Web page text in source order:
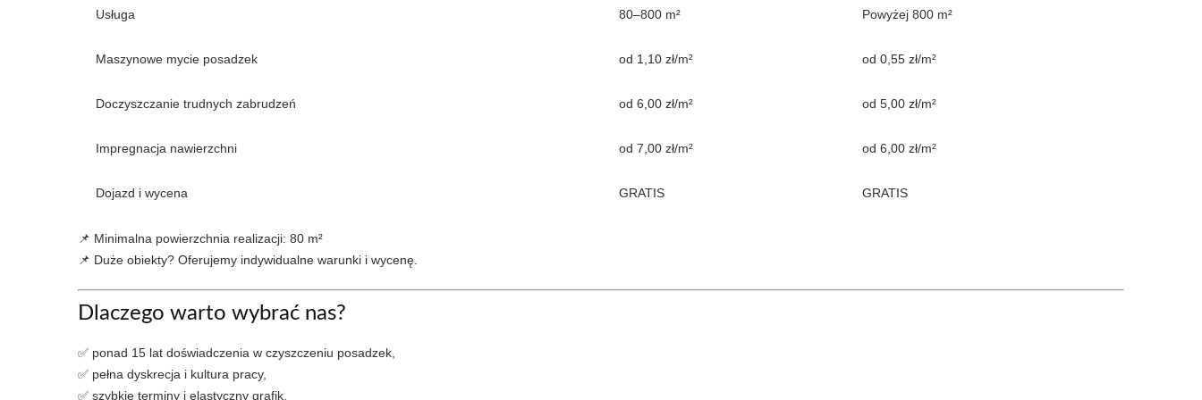
Usługa 80–800 m² Powyżej 800 m²
Maszynowe mycie posadzek od 1,10 zł/m² od 0,55 zł/m²
Doczyszczanie trudnych zabrudzeń od 6,00 zł/m² od 5,00 zł/m²
Impregnacja nawierzchni od 7,00 zł/m² od 6,00 zł/m²
Dojazd i wycena GRATIS GRATIS
📌 Minimalna powierzchnia realizacji: 80 m²
📌 Duże obiekty? Oferujemy indywidualne warunki i wycenę.
Dlaczego warto wybrać nas?
✅ ponad 15 lat doświadczenia w czyszczeniu posadzek,
✅ pełna dyskrecja i kultura pracy,
✅ szybkie terminy i elastyczny grafik,